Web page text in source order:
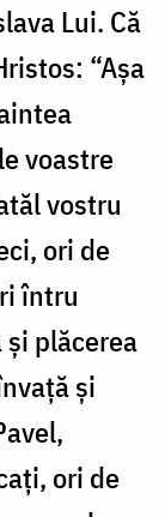
Lui. Că
“Așa
voastre
vostru
ori de
întru
și plăcerea
și
ori de